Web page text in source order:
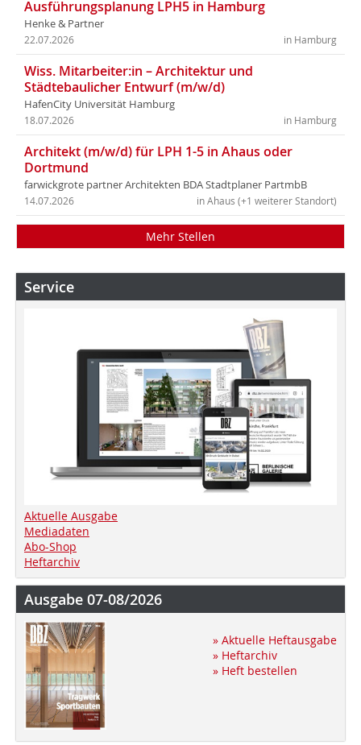
Ausführungsplanung LPH5 in Hamburg
Henke & Partner
in Hamburg
22.07.2026
Wiss. Mitarbeiter:in – Architektur und
Städtebaulicher Entwurf (m/w/d)
HafenCity Universität Hamburg
in Hamburg
18.07.2026
Architekt (m/w/d) für LPH 1-5 in Ahaus oder
Dortmund
farwickgrote partner Architekten BDA Stadtplaner PartmbB
in Ahaus (+1 weiterer Standort)
14.07.2026
Mehr Stellen
Service
Aktuelle Ausgabe
Mediadaten
Abo-Shop
Heftarchiv
Ausgabe 07-08/2026
» Aktuelle Heftausgabe
» Heftarchiv
» Heft bestellen